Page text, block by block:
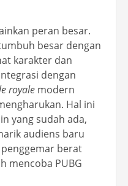
peran besar.
besar dengan
karakter dan
dengan
royale modern
Hal ini
yang sudah ada,
audiens baru
berat
mencoba PUBG